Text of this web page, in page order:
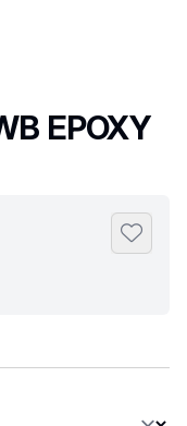
EPOXY